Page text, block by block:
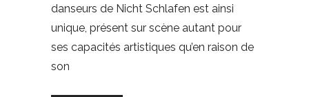
danseurs de Nicht Schlafen est ainsi
unique, présent sur scène autant pour
ses capacités artistiques qu’en raison de
son